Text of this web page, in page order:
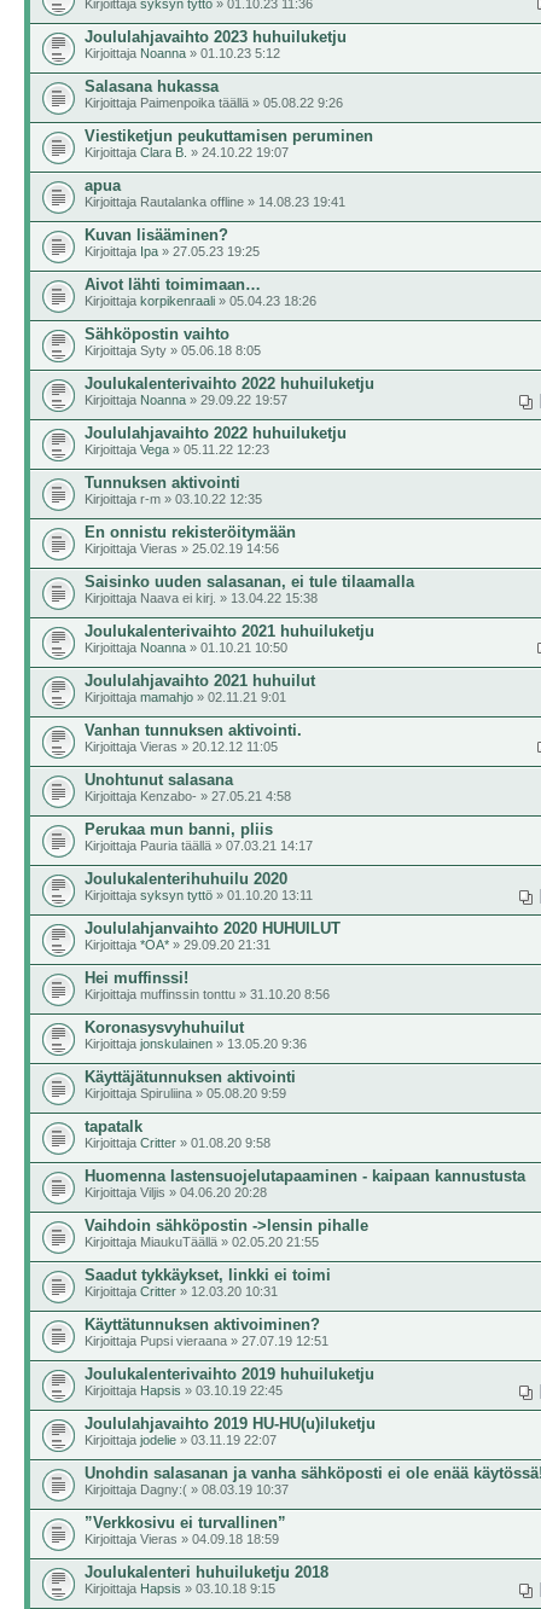
Kirjoittaja syksyn tyttö » 01.10.23 11:36
Joululahjavaihto 2023 huhuiluketju
Kirjoittaja Noanna » 01.10.23 5:12
Salasana hukassa
Kirjoittaja Paimenpoika täällä » 05.08.22 9:26
Viestiketjun peukuttamisen peruminen
Kirjoittaja Clara B. » 24.10.22 19:07
apua
Kirjoittaja Rautalanka offline » 14.08.23 19:41
Kuvan lisääminen?
Kirjoittaja Ipa » 27.05.23 19:25
Aivot lähti toimimaan…
Kirjoittaja korpikenraali » 05.04.23 18:26
Sähköpostin vaihto
Kirjoittaja Syty » 05.06.18 8:05
Joulukalenterivaihto 2022 huhuiluketju
Kirjoittaja Noanna » 29.09.22 19:57
Joululahjavaihto 2022 huhuiluketju
Kirjoittaja Vega » 05.11.22 12:23
Tunnuksen aktivointi
Kirjoittaja r-m » 03.10.22 12:35
En onnistu rekisteröitymään
Kirjoittaja Vieras » 25.02.19 14:56
Saisinko uuden salasanan, ei tule tilaamalla
Kirjoittaja Naava ei kirj. » 13.04.22 15:38
Joulukalenterivaihto 2021 huhuiluketju
Kirjoittaja Noanna » 01.10.21 10:50
Joululahjavaihto 2021 huhuilut
Kirjoittaja mamahjo » 02.11.21 9:01
Vanhan tunnuksen aktivointi.
Kirjoittaja Vieras » 20.12.12 11:05
Unohtunut salasana
Kirjoittaja Kenzabo- » 27.05.21 4:58
Perukaa mun banni, pliis
Kirjoittaja Pauria täällä » 07.03.21 14:17
Joulukalenterihuhuilu 2020
Kirjoittaja syksyn tyttö » 01.10.20 13:11
Joululahjanvaihto 2020 HUHUILUT
Kirjoittaja *OA* » 29.09.20 21:31
Hei muffinssi!
Kirjoittaja muffinssin tonttu » 31.10.20 8:56
Koronasysvyhuhuilut
Kirjoittaja jonskulainen » 13.05.20 9:36
Käyttäjätunnuksen aktivointi
Kirjoittaja Spiruliina » 05.08.20 9:59
tapatalk
Kirjoittaja Critter » 01.08.20 9:58
Huomenna lastensuojelutapaaminen - kaipaan kannustusta
Kirjoittaja Viljis » 04.06.20 20:28
Vaihdoin sähköpostin ->lensin pihalle
Kirjoittaja MiaukuTäällä » 02.05.20 21:55
Saadut tykkäykset, linkki ei toimi
Kirjoittaja Critter » 12.03.20 10:31
Käyttätunnuksen aktivoiminen?
Kirjoittaja Pupsi vieraana » 27.07.19 12:51
Joulukalenterivaihto 2019 huhuiluketju
Kirjoittaja Hapsis » 03.10.19 22:45
Joululahjavaihto 2019 HU-HU(u)iluketju
Kirjoittaja jodelie » 03.11.19 22:07
Unohdin salasanan ja vanha sähköposti ei ole enää
Kirjoittaja Dagny:( » 08.03.19 10:37
”Verkkosivu ei turvallinen”
Kirjoittaja Vieras » 04.09.18 18:59
Joulukalenteri huhuiluketju 2018
Kirjoittaja Hapsis » 03.10.18 9:15